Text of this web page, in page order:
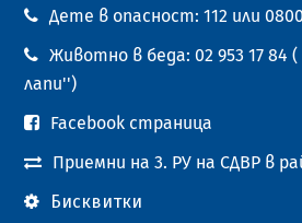
Дете в опасност: 112 или 0800
Животно в беда: 02 953 17
лапи'')
Facebook страница
Приемни на 3. РУ на СДВР в
Бисквитки